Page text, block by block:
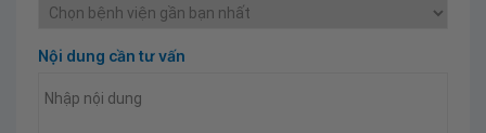
Nội dung cần tư vấn